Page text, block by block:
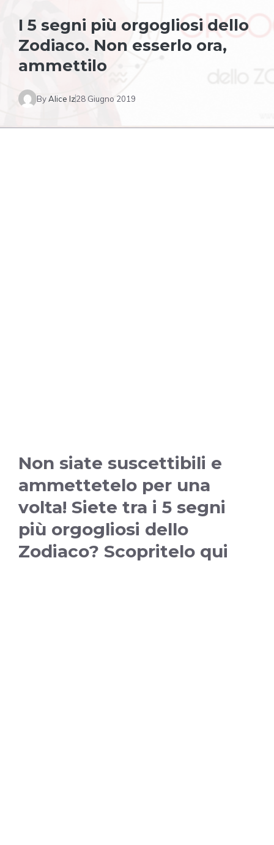
I 5 segni più orgogliosi dello
Zodiaco. Non esserlo ora,
ammettilo
ByAlice Iz28 Giugno 2019
Non siate suscettibili e
ammettetelo per una
volta! Siete tra i 5 segni
più orgogliosi dello
Zodiaco? Scopritelo qui